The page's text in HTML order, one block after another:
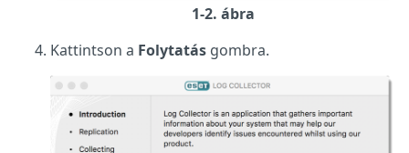
1-2. ábra
Kattintson a Folytatás gombra.